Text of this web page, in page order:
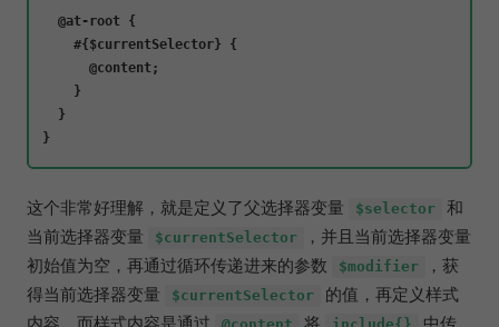
  @at-root {
    #{$currentSelector} {
      @content;
    }
  }
这个非常好理解，就是定义了父选择器变量 $selector
和
当前选择器变量
$currentSelector
，并且当前选择器变量
初始值为空，再通过循环传递进来的参数
$modifier
，获
得当前选择器变量
$currentSelector
的值，再定义样式